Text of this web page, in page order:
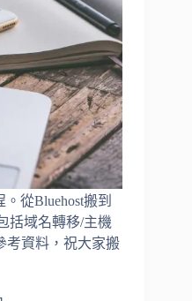
從Bluehost搬到
括域名轉移/主機
考資料，祝大家搬